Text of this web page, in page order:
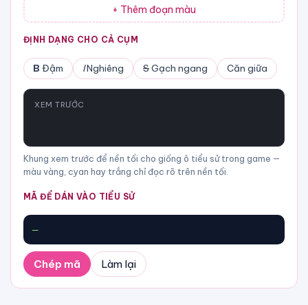
+ Thêm đoạn màu
ĐỊNH DẠNG CHO CẢ CỤM
B Đậm INghiêng SGạch ngang Căn giữa
XEM TRƯỚC
Khung xem trước để nền tối cho giống ô tiểu sử trong game —
màu vàng, cyan hay trắng chỉ đọc rõ trên nền tối.
MÃ ĐỂ DÁN VÀO TIỂU SỬ
—
Chép mã Làm lại